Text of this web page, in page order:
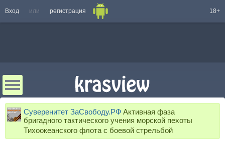
Вход или регистрация 18+
Суверенитет ЗаСвободу.РФ Активная фаза
бригадного тактического учения морской пехоты
Тихоокеанского флота с боевой стрельбой